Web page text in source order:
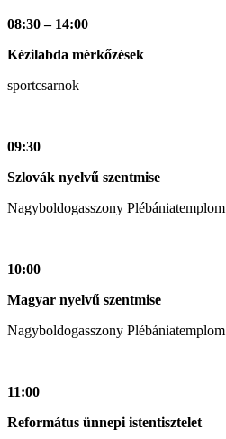
08:30 – 14:00
Kézilabda mérkőzések
sportcsarnok
09:30
Szlovák nyelvű szentmise
Nagyboldogasszony Plébániatemplom
10:00
Magyar nyelvű szentmise
Nagyboldogasszony Plébániatemplom
11:00
Református ünnepi istentisztelet